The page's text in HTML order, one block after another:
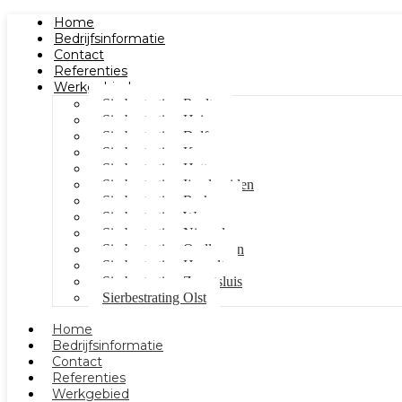
Home
Bedrijfsinformatie
Contact
Referenties
Werkgebied
Sierbestrating Raalte
Sierbestrating Heino
Sierbestrating Dalfsen
Sierbestrating Kampen
Sierbestrating Hattem
Sierbestrating Ijsselmuiden
Sierbestrating Berkum
Sierbestrating Wezep
Sierbestrating Nieuwleusen
Sierbestrating Oudleusen
Sierbestrating Hasselt
Sierbestrating Zwartsluis
Sierbestrating Olst
Home
Bedrijfsinformatie
Contact
Referenties
Werkgebied